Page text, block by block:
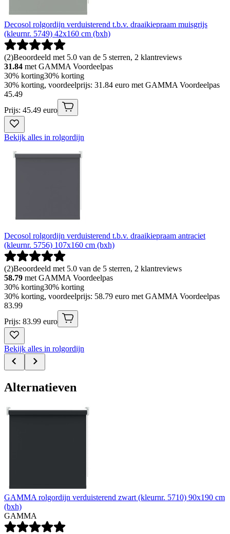
Decosol rolgordijn verduisterend t.b.v. draaikiepraam muisgrijs
(kleurnr. 5749) 42x160 cm (bxh)
(2)Beoordeeld met 5.0 van de 5 sterren, 2 klantreviews
31.84 met GAMMA Voordeelpas
30% korting30% korting
30% korting, voordeelprijs: 31.84 euro met GAMMA Voordeelpas
45.49
Prijs: 45.49 euro
Bekijk alles in rolgordijn
Decosol rolgordijn verduisterend t.b.v. draaikiepraam antraciet
(kleurnr. 5756) 107x160 cm (bxh)
(2)Beoordeeld met 5.0 van de 5 sterren, 2 klantreviews
58.79 met GAMMA Voordeelpas
30% korting30% korting
30% korting, voordeelprijs: 58.79 euro met GAMMA Voordeelpas
83.99
Prijs: 83.99 euro
Bekijk alles in rolgordijn
Alternatieven
GAMMA rolgordijn verduisterend zwart (kleurnr. 5710) 90x190 cm
(bxh)
GAMMA